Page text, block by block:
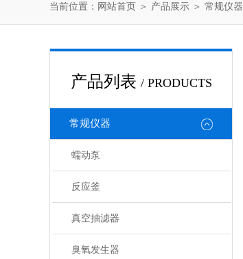
当前位置： 网站首页 ＞ 产品展示 ＞ 常规仪器
产品列表 / PRODUCTS
常规仪器
蠕动泵
反应釜
真空抽滤器
臭氧发生器